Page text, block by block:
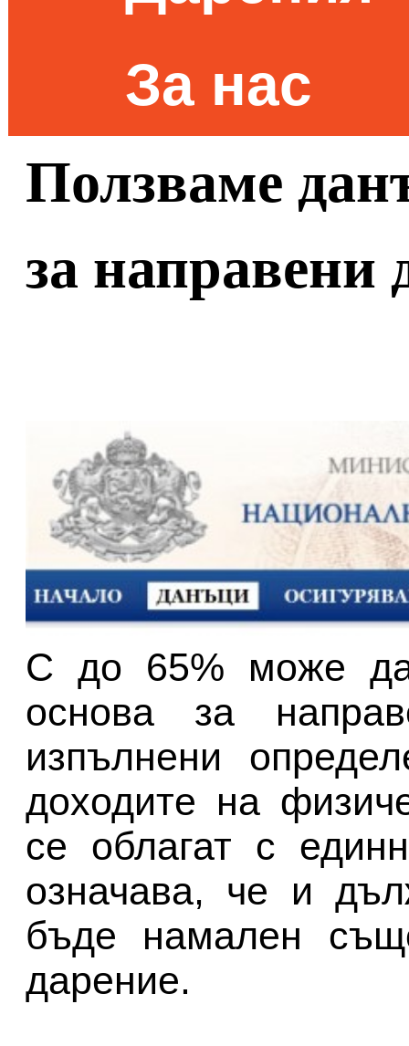
За нас
Ползваме
за направени
С до 65% може
основа за
изпълнени
доходите на
се облагат с
означава, че и
бъде намален
дарение.